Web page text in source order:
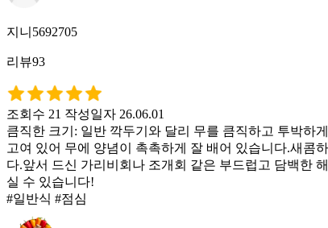
지니5692705
리뷰93
조회수 21 작성일자 26.06.01
큼직한 크기: 일반 깍두기와 달리 무를 큼직하고 투박하
고여 있어 무에 양념이 촉촉하게 잘 배어 있습니다. ​새콤
다. ​앞서 드신 가리비회나 조개회 같은 부드럽고 담백한
실 수 있습니다!
#일반식 #점심